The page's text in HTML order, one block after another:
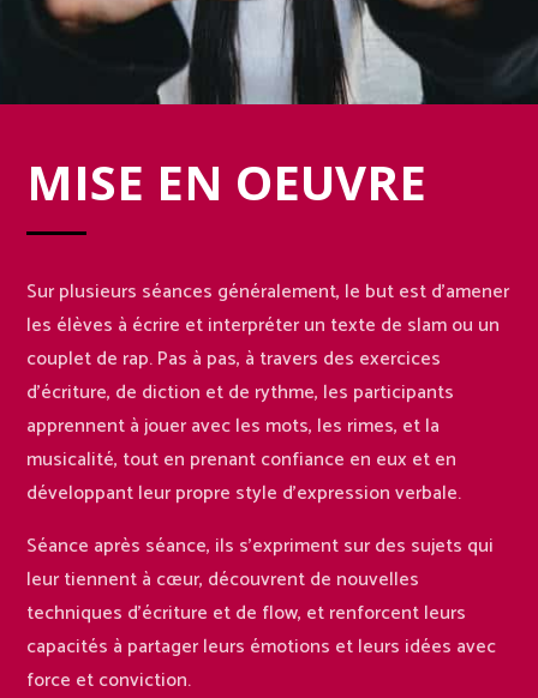
MISE EN OEUVRE
Sur plusieurs séances généralement, le but est d’amener
les élèves à écrire et interpréter un texte de slam ou un
couplet de rap. Pas à pas, à travers des exercices
d’écriture, de diction et de rythme, les participants
apprennent à jouer avec les mots, les rimes, et la
musicalité, tout en prenant confiance en eux et en
développant leur propre style d’expression verbale.
Séance après séance, ils s’expriment sur des sujets qui
leur tiennent à cœur, découvrent de nouvelles
techniques d’écriture et de flow, et renforcent leurs
capacités à partager leurs émotions et leurs idées avec
force et conviction.